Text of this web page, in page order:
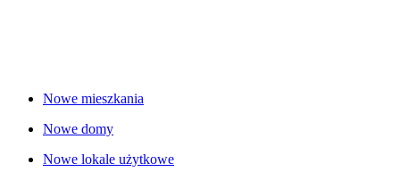
Nowe mieszkania
Nowe domy
Nowe lokale użytkowe